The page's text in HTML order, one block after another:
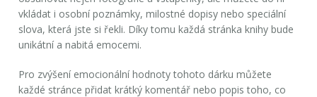
vkládat i osobní poznámky, milostné dopisy nebo speciální
slova, která jste si řekli. Díky tomu každá stránka knihy bude
unikátní a nabitá emocemi.
Pro zvýšení emocionální hodnotytohoto dárku můžete
každé stránce přidat krátký komentář nebo popis toho, co